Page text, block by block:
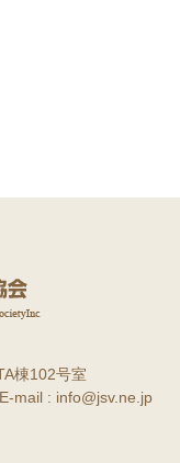
棟102号室
mail : info@jsv.ne.jp